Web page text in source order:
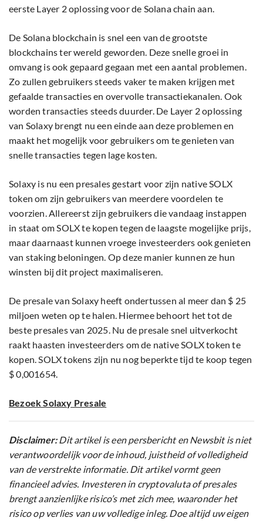
eerste Layer 2 oplossing voor de Solana chain aan.
De Solana blockchain is snel een van de grootste
blockchains ter wereld geworden. Deze snelle groei in
omvang is ook gepaard gegaan met een aantal problemen.
Zo zullen gebruikers steeds vaker te maken krijgen met
gefaalde transacties en overvolle transactiekanalen. Ook
worden transacties steeds duurder. De Layer 2 oplossing
van Solaxy brengt nu een einde aan deze problemen en
maakt het mogelijk voor gebruikers om te genieten van
snelle transacties tegen lage kosten.
Solaxy is nu een presales gestart voor zijn native SOLX
token om zijn gebruikers van meerdere voordelen te
voorzien. Allereerst zijn gebruikers die vandaag instappen
in staat om SOLX te kopen tegen de laagste mogelijke prijs,
maar daarnaast kunnen vroege investeerders ook genieten
van staking beloningen. Op deze manier kunnen ze hun
winsten bij dit project maximaliseren.
De presale van Solaxy heeft ondertussen al meer dan $ 25
miljoen weten op te halen. Hiermee behoort het tot de
beste presales van 2025. Nu de presale snel uitverkocht
raakt haasten investeerders om de native SOLX token te
kopen. SOLX tokens zijn nu nog beperkte tijd te koop tegen
$ 0,001654.
Bezoek Solaxy Presale
Disclaimer:Dit artikel is een persbericht en Newsbit is niet
verantwoordelijk voor de inhoud, juistheid of volledigheid
van de verstrekte informatie. Dit artikel vormt geen
financieel advies. Investeren in cryptovaluta of presales
brengt aanzienlijke risico’s met zich mee, waaronder het
risico op verlies van uw volledige inleg. Doe altijd uw eigen